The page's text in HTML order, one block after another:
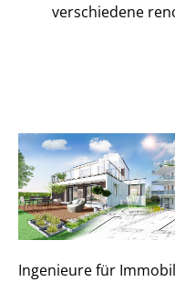
verschiedene
Ingenieure für